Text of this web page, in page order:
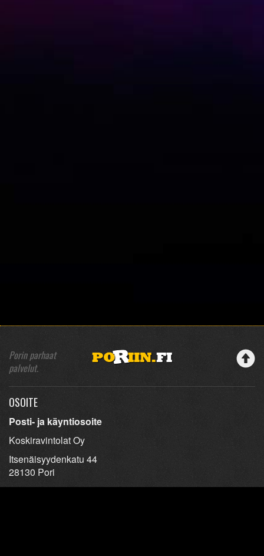
Porin parhaat
palvelut.
OSOITE
Posti- ja käyntiosoite
Koskiravintolat Oy
Itsenäisyydenkatu 44
28130 Pori